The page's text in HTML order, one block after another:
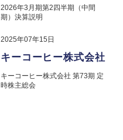
2026年3月期第2四半期（中間
期）決算説明
2025年07年15日
キーコーヒー株式会社
キーコーヒー株式会社 第73期 定
時株主総会